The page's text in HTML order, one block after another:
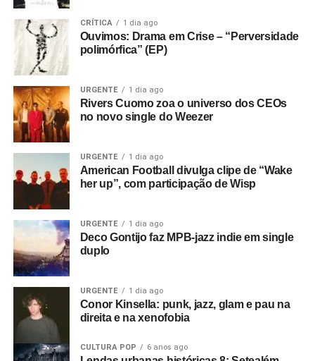
CRÍTICA 1 dia ago
Ouvimos: Drama em Crise – “Perversidade
polimórfica” (EP)
URGENTE 1 dia ago
Rivers Cuomo zoa o universo dos CEOs
no novo single do Weezer
URGENTE 1 dia ago
American Football divulga clipe de “Wake
her up”, com participação de Wisp
URGENTE 1 dia ago
Deco Gontijo faz MPB-jazz indie em single
duplo
URGENTE 1 dia ago
Conor Kinsella: punk, jazz, glam e pau na
direita e na xenofobia
CULTURA POP 6 anos ago